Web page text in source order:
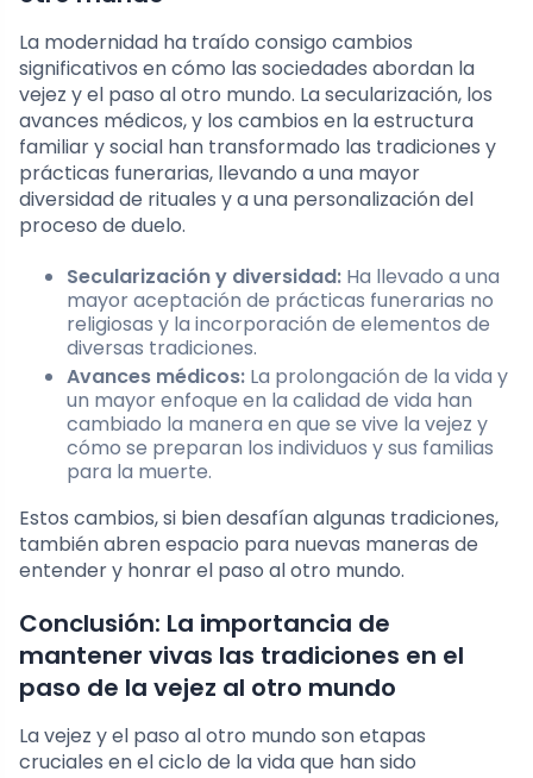
La modernidad ha traído consigo cambios
significativos en cómo las sociedades abordan la
vejez y el paso al otro mundo. La secularización, los
avances médicos, y los cambios en la estructura
familiar y social han transformado las tradiciones y
prácticas funerarias, llevando a una mayor
diversidad de rituales y a una personalización del
proceso de duelo.
Secularización y diversidad: Ha llevado a una
mayor aceptación de prácticas funerarias no
religiosas y la incorporación de elementos de
diversas tradiciones.
Avances médicos: La prolongación de la vida y
un mayor enfoque en la calidad de vida han
cambiado la manera en que se vive la vejez y
cómo se preparan los individuos y sus familias
para la muerte.
Estos cambios, si bien desafían algunas tradiciones,
también abren espacio para nuevas maneras de
entender y honrar el paso al otro mundo.
Conclusión: La importancia de
mantener vivas las tradiciones en el
paso de la vejez al otro mundo
La vejez y el paso al otro mundo son etapas
cruciales en el ciclo de la vida que han sido